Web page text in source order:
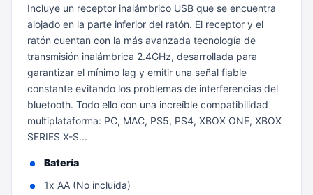
Incluye un receptor inalámbrico USB que se encuentra
alojado en la parte inferior del ratón. El receptor y el
ratón cuentan con la más avanzada tecnología de
transmisión inalámbrica 2.4GHz, desarrollada para
garantizar el mínimo lag y emitir una señal fiable
constante evitando los problemas de interferencias del
bluetooth. Todo ello con una increíble compatibilidad
multiplataforma: PC, MAC, PS5, PS4, XBOX ONE, XBOX
SERIES X-S...
Batería
1x AA (No incluida)